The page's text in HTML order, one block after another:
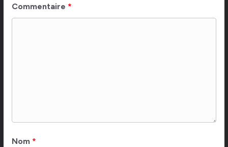
Commentaire *
Nom *